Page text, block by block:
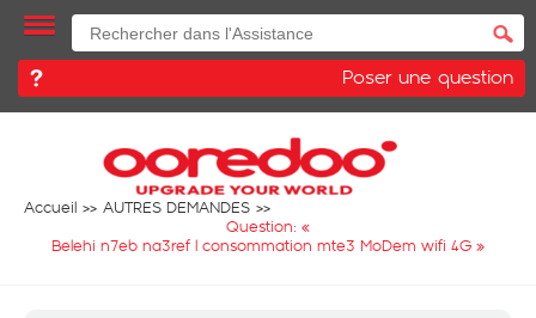
Poser une question
Accueil
AUTRES DEMANDES
Question: «
Belehi n7eb na3ref l consommation mte3 MoDem wifi 4G »